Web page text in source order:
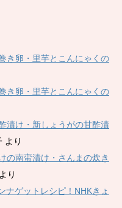
き卵・里芋とこんにゃくの
き卵・里芋とこんにゃくの
漬け・新しょうがの甘酢漬
より
の南蛮漬け・さんまの炊き
より
ナゲットレシピ！NHKきょ